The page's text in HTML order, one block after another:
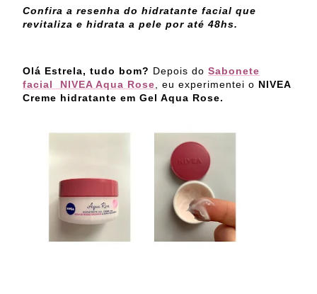
Confira a resenha do hidratante facial que
revitaliza e hidrata a pele por até 48hs.
Olá Estrela, tudo bom? Depois do Sabonete
facial NIVEA Aqua Rose, eu experimentei o NIVEA
Creme hidratante em Gel Aqua Rose.